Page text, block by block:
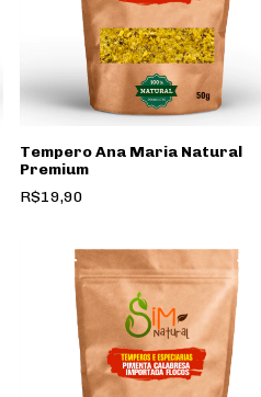
Tempero Ana Maria Natural
Premium
R$19,90